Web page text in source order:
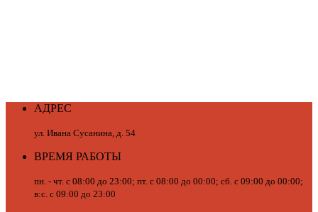
АДРЕС
ул. Ивана Сусанина, д. 54
ВРЕМЯ РАБОТЫ
пн. - чт. с 08:00 до 23:00; пт. с 08:00 до 00:00; сб. с 09:00 до 00:00;
в:с. с 09:00 до 23:00